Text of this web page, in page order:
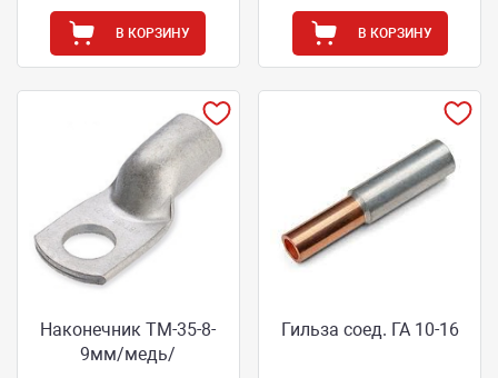
В КОРЗИНУ В КОРЗИНУ
Наконечник ТМ-35-8-
9мм/медь/
Гильза соед. ГА 10-16